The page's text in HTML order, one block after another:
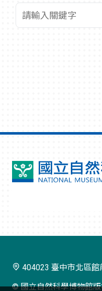
查詢關鍵字
國
404023 臺中市北區館
© 國立自然科學博物館